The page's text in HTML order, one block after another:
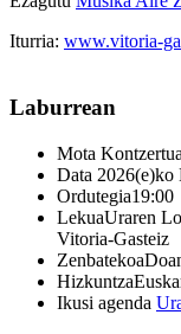
Iturria: www.vitoria-
Laburrean
Mota Kontzertua
Data 2026(e)ko
Ordutegia19:00
LekuaUraren
Vitoria-Gasteiz
Zenbatekoa
Hizkuntza
Ikusi agenda